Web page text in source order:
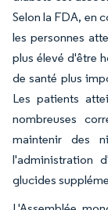
Selon la FDA, en
les personnes
plus élevé d'être
de santé plus
Les patients
nombreuses
maintenir des
l'administration
glucides